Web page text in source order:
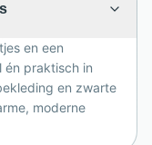
stijlvolle
design dagelijks
momenten met
en een
én praktisch in
en zwarte
moderne